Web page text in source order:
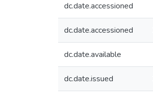
dc.date.accessioned
dc.date.accessioned
dc.date.available
dc.date.issued